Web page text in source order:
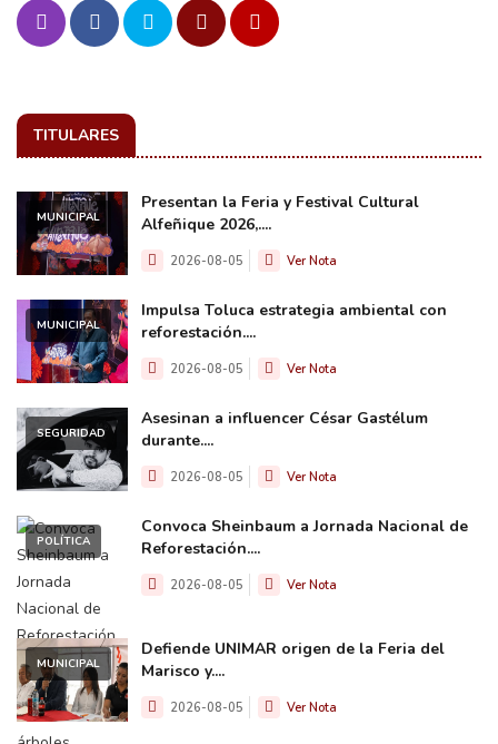
TITULARES
MUNICIPAL
Presentan la Feria y Festival Cultural
Alfeñique 2026,....
2026-08-05 Ver Nota
MUNICIPAL
Impulsa Toluca estrategia ambiental con
reforestación....
2026-08-05 Ver Nota
SEGURIDAD
Asesinan a influencer César Gastélum
durante....
2026-08-05 Ver Nota
POLÍTICA
Convoca Sheinbaum a Jornada Nacional de
Reforestación....
2026-08-05 Ver Nota
MUNICIPAL
Defiende UNIMAR origen de la Feria del
Marisco y....
2026-08-05 Ver Nota